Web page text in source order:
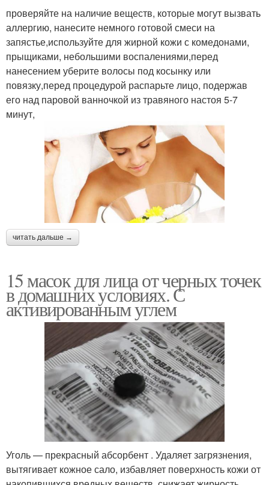
проверяйте на наличие веществ, которые могут вызвать
аллергию, нанесите немного готовой смеси на
запястье,используйте для жирной кожи с комедонами,
прыщиками, небольшими воспалениями,перед
нанесением уберите волосы под косынку или
повязку,перед процедурой распарьте лицо, подержав
его над паровой ванночкой из травяного настоя 5-7
минут,
читать дальше →
15 масок для лица от черных точек
в домашних условиях. С
активированным углем
Уголь — прекрасный абсорбент . Удаляет загрязнения,
вытягивает кожное сало, избавляет поверхность кожи от